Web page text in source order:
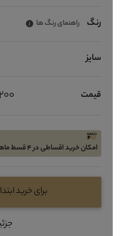
رنگ راهنمای رنگ ها
سایز
قیمت
امکان خرید اقساطی در 4 قسط ماهیانه 1216800 تومان بدون سود و چک
برای خرید